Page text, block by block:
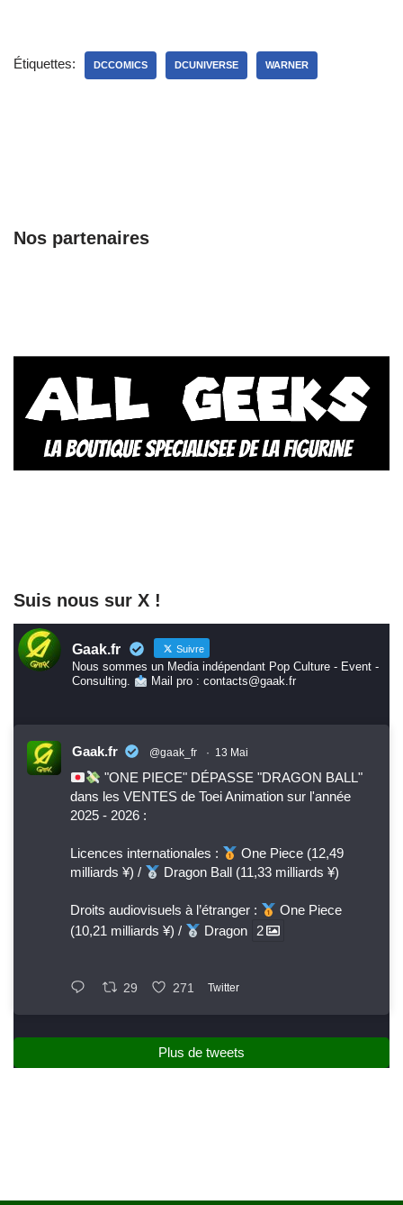
Étiquettes: DCCOMICS DCUNIVERSE WARNER
Nos partenaires
Suis nous sur X !
Gaak.fr Suivre
Nous sommes un Media indépendant Pop Culture - Event -
Consulting.
Mail pro : contacts@gaak.fr
Gaak.fr @gaak_fr · 13 Mai
"ONE PIECE" DÉPASSE "DRAGON BALL"
dans les VENTES de Toei Animation sur l'année
2025 - 2026 :
Licences internationales :
One Piece (12,49
milliards ¥) /
Dragon Ball (11,33 milliards ¥)
Droits audiovisuels à l’étranger :
One Piece
(10,21 milliards ¥) /
Dragon 2
29 271 Twitter
Plus de tweets